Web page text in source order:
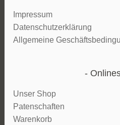
Impressum
Datenschutzerklärung
Allgemeine
Unser Shop
Patenschaften
Warenkorb